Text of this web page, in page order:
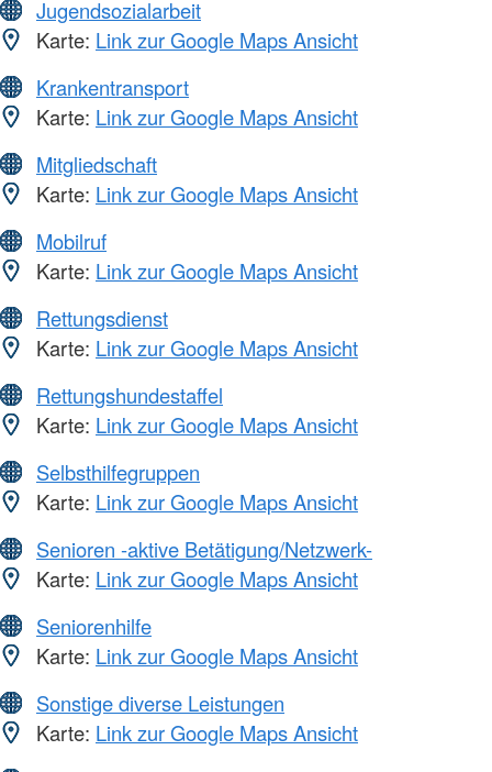
Jugendsozialarbeit
Karte: Link zur Google Maps Ansicht
Krankentransport
Karte: Link zur Google Maps Ansicht
Mitgliedschaft
Karte: Link zur Google Maps Ansicht
Mobilruf
Karte: Link zur Google Maps Ansicht
Rettungsdienst
Karte: Link zur Google Maps Ansicht
Rettungshundestaffel
Karte: Link zur Google Maps Ansicht
Selbsthilfegruppen
Karte: Link zur Google Maps Ansicht
Senioren -aktive Betätigung/Netzwerk-
Karte: Link zur Google Maps Ansicht
Seniorenhilfe
Karte: Link zur Google Maps Ansicht
Sonstige diverse Leistungen
Karte: Link zur Google Maps Ansicht